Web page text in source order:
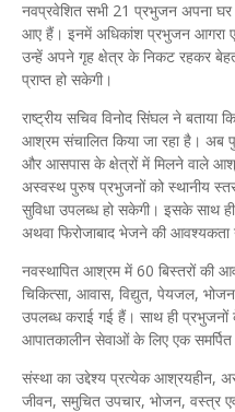
नवप्रवेशित सभी 21 प्रभुजन अपना
आए हैं। इनमें अधिकांश प्रभुजन आगरा
उन्हें अपने गृह क्षेत्र के निकट रहकर
प्राप्त हो सकेगी।
राष्ट्रीय सचिव विनोद सिंघल ने बताया
आश्रम संचालित किया जा रहा है।
और आसपास के क्षेत्रों में मिलने वाले
अस्वस्थ पुरुष प्रभुजनों को स्थानीय
सुविधा उपलब्ध हो सकेगी। इसके साथ
अथवा फिरोजाबाद भेजने की आवश्यकता
नवस्थापित आश्रम में 60 बिस्तरों की
चिकित्सा, आवास, विद्युत, पेयजल,
उपलब्ध कराई गई हैं। साथ ही
आपातकालीन सेवाओं के लिए एक
संस्था का उद्देश्य प्रत्येक आश्रयहीन,
जीवन, समुचित उपचार, भोजन, वस्त्र